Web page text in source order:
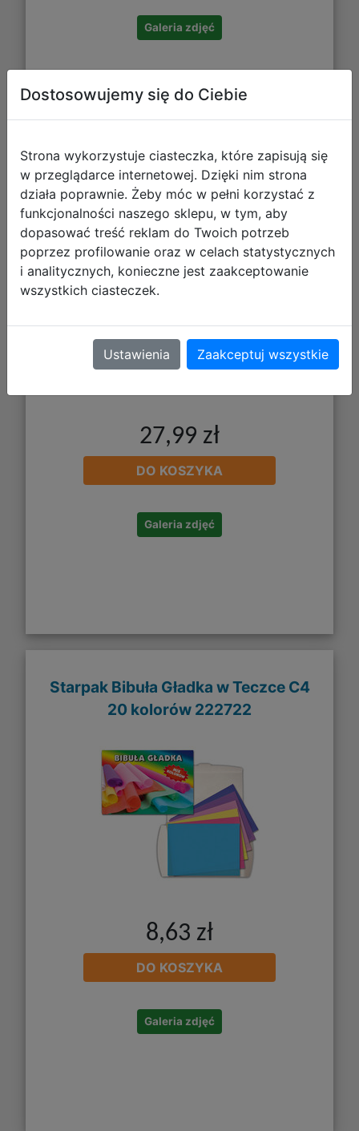
Galeria zdjęć
Starpak Bidon Ombre 400 ml Czarno-
Złoty 536878
27,99 zł
DO KOSZYKA
Galeria zdjęć
Starpak Bibuła Gładka w Teczce C4
20 kolorów 222722
8,63 zł
DO KOSZYKA
Galeria zdjęć
Dostosowujemy się do Ciebie
Strona wykorzystuje ciasteczka, które zapisują się
w przeglądarce internetowej. Dzięki nim strona
działa poprawnie. Żeby móc w pełni korzystać z
funkcjonalności naszego sklepu, w tym, aby
dopasować treść reklam do Twoich potrzeb
poprzez profilowanie oraz w celach statystycznych
i analitycznych, konieczne jest zaakceptowanie
wszystkich ciasteczek.
Ustawienia Zaakceptuj wszystkie